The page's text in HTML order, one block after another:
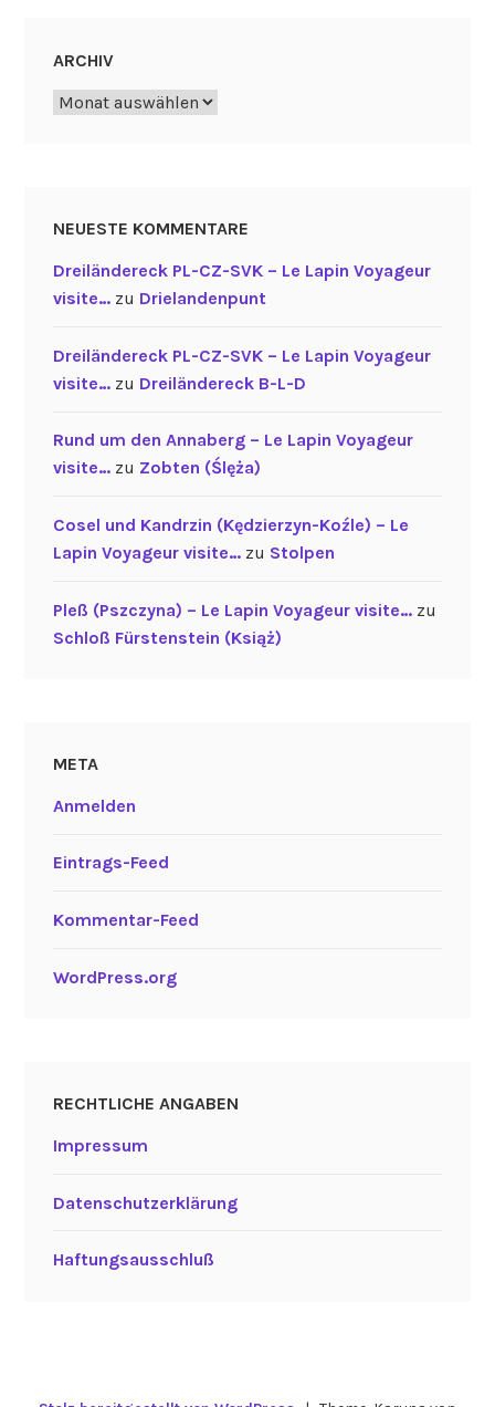
ARCHIV
Archiv
NEUESTE KOMMENTARE
Dreiländereck PL-CZ-SVK – Le Lapin Voyageur
visite…zu Drielandenpunt
Dreiländereck PL-CZ-SVK – Le Lapin Voyageur
visite…zu Dreiländereck B-L-D
Rund um den Annaberg – Le Lapin Voyageur
visite…zu Zobten (Ślęża)
Cosel und Kandrzin (Kędzierzyn-Koźle) – Le
Lapin Voyageur visite…zu Stolpen
Pleß (Pszczyna) – Le Lapin Voyageur visite…zu
Schloß Fürstenstein (Książ)
META
Anmelden
Eintrags-Feed
Kommentar-Feed
WordPress.org
RECHTLICHE ANGABEN
Impressum
Datenschutzerklärung
Haftungsausschluß